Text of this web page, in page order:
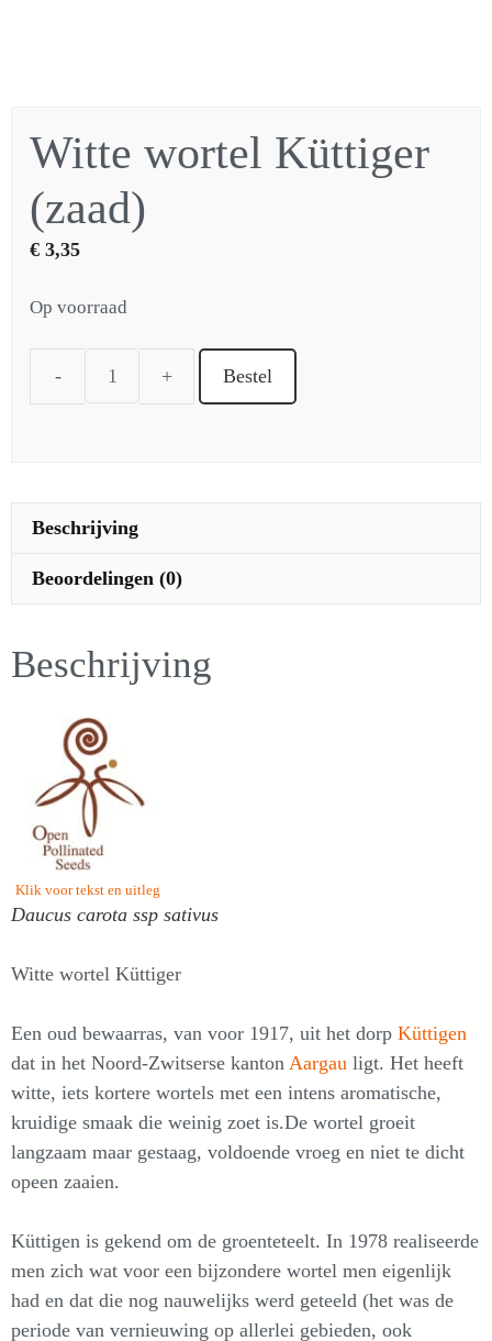
Witte wortel Küttiger
(zaad)
€ 3,35
Op voorraad
Witte
aantal
Bestel
Beschrijving
Beoordelingen (0)
Beschrijving
Klik voor tekst en uitleg
Daucus carota ssp sativus
Witte wortel Küttiger
Een oud bewaarras, van voor 1917, uit het dorp Küttigen
dat in het Noord-Zwitserse kanton Aargau ligt. Het heeft
witte, iets kortere wortels met een intens aromatische,
kruidige smaak die weinig zoet is.De wortel groeit
langzaam maar gestaag, voldoende vroeg en niet te dicht
opeen zaaien.
Küttigen is gekend om de groenteteelt. In 1978 realiseerde
men zich wat voor een bijzondere wortel men eigenlijk
had en dat die nog nauwelijks werd geteeld (het was de
periode van vernieuwing op allerlei gebieden, ook